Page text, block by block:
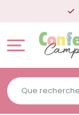
Que
recherchez-